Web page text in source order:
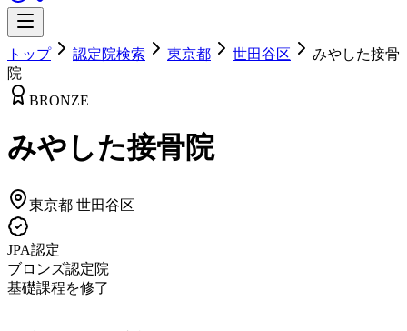
トップ 認定院検索 東京都 世田谷区
みやした接骨
院
BRONZE
みやした接骨院
東京都 世田谷区
JPA認定
ブロンズ認定院
基礎課程を修了